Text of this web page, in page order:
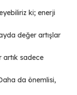
ki; enerji
değer artışlar
artık sadece
da önemlisi,